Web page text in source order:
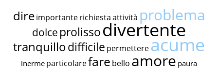
dire importante richiestaattività problema
dolce prolissodivertente
tranquillodifficile permettereacume
inerme particolarefare bello amore paura